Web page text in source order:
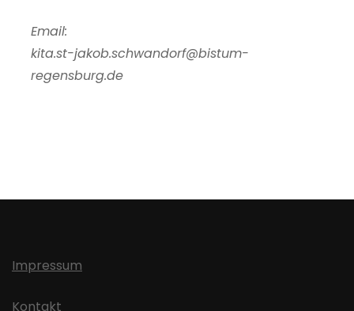
Email:
kita.st-jakob.schwandorf@bistum-
regensburg.de
Impressum
Kontakt